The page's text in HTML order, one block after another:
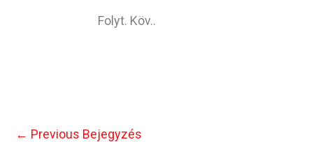
Folyt. Köv..
← Previous Bejegyzés